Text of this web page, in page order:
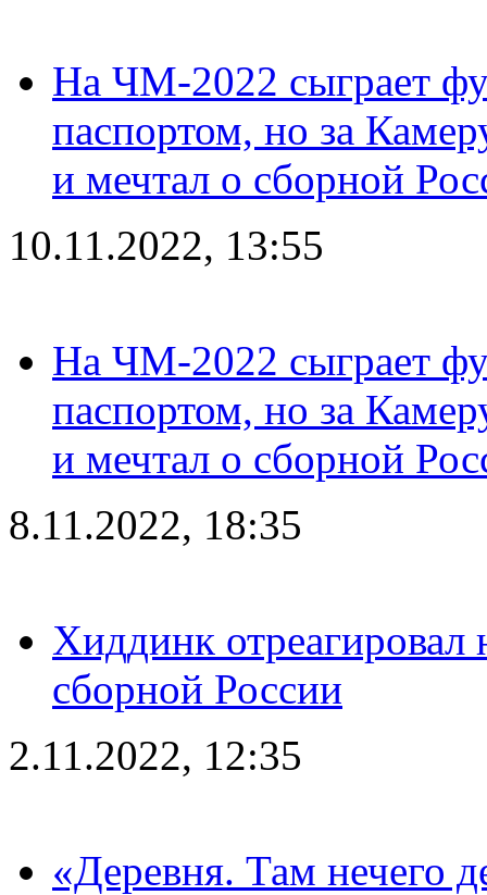
На ЧМ-2022 сыграет
паспортом, но за
и мечтал о сборной
10.11.2022, 13:55
На ЧМ-2022 сыграет
паспортом, но за
и мечтал о сборной
8.11.2022, 18:35
Хиддинк отреагировал
сборной России
2.11.2022, 12:35
«Деревня. Там нечего